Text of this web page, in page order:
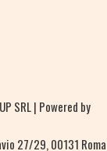
SRL | Powered by
27/29, 00131 Roma